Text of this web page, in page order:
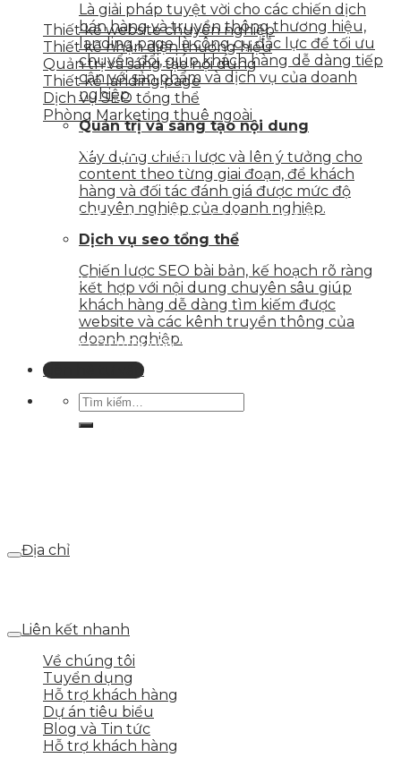
Là giải pháp tuyệt vời cho các chiến dịch
bán hàng và truyền thông thương hiệu,
landing page là công cụ đắc lực để tối ưu
chuyển đổi, giúp khách hàng dễ dàng tiếp
cận với sản phẩm và dịch vụ của doanh
nghiệp
Quản trị và sáng tạo nội dung
Xây dựng chiến lược và lên ý tưởng cho
content theo từng giai đoạn, để khách
hàng và đối tác đánh giá được mức độ
chuyên nghiệp của doanh nghiệp.
Dịch vụ seo tổng thể
Chiến lược SEO bài bản, kế hoạch rõ ràng
kết hợp với nội dung chuyên sâu giúp
khách hàng dễ dàng tìm kiếm được
website và các kênh truyền thông của
doanh nghiệp.
Liên hệ tư vấn
Thiết kế website chuyên nghiệp
Thiết kế nhận diện thương hiệu
Quản trị và sáng tạo nội dung
Thiết kế landing page
Dịch vụ SEO tổng thể
Phòng Marketing thuê ngoài
THÔNG TIN LIÊN HỆ
Tầng 2, 113 Yên Thế, Hoà An, Cẩm Lệ, Đà Nẵng
0937.374.844
info@skytech.company
Địa chỉ
Liên kết nhanh
Về chúng tôi
Tuyển dụng
Hỗ trợ khách hàng
Dự án tiêu biểu
Blog và Tin tức
Hỗ trợ khách hàng